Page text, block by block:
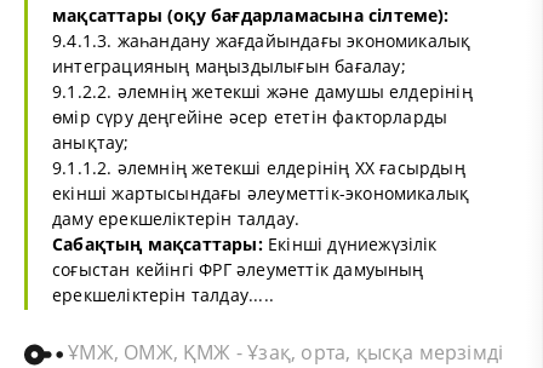
мақсаттары (оқу бағдарламасына сілтеме):
9.4.1.3. жаһандану жағдайындағы экономикалық
интеграцияның маңыздылығын бағалау;
9.1.2.2. әлемнің жетекші және дамушы елдерінің
өмір сүру деңгейіне әсер ететін факторларды
анықтау;
9.1.1.2. әлемнің жетекші елдерінің ХХ ғасырдың
екінші жартысындағы әлеуметтік-экономикалық
даму ерекшеліктерін талдау.
Сабақтың мақсаттары:Екінші дүниежүзілік
соғыстан кейінгі ФРГ әлеуметтік дамуының
ерекшеліктерін талдау.....
ҰМЖ, ОМЖ, ҚМЖ - Ұзақ, орта, қысқа мерзімді